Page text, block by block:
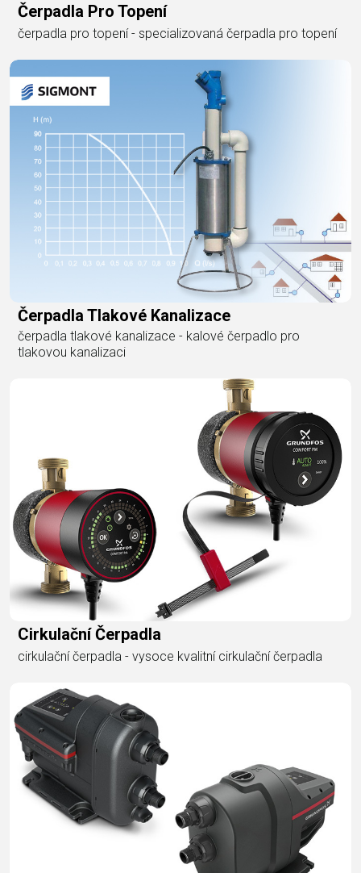
Čerpadla Pro Topení
čerpadla pro topení - specializovaná čerpadla pro topení
Čerpadla Tlakové Kanalizace
čerpadla tlakové kanalizace - kalové čerpadlo pro
tlakovou kanalizaci
Cirkulační Čerpadla
cirkulační čerpadla - vysoce kvalitní cirkulační čerpadla